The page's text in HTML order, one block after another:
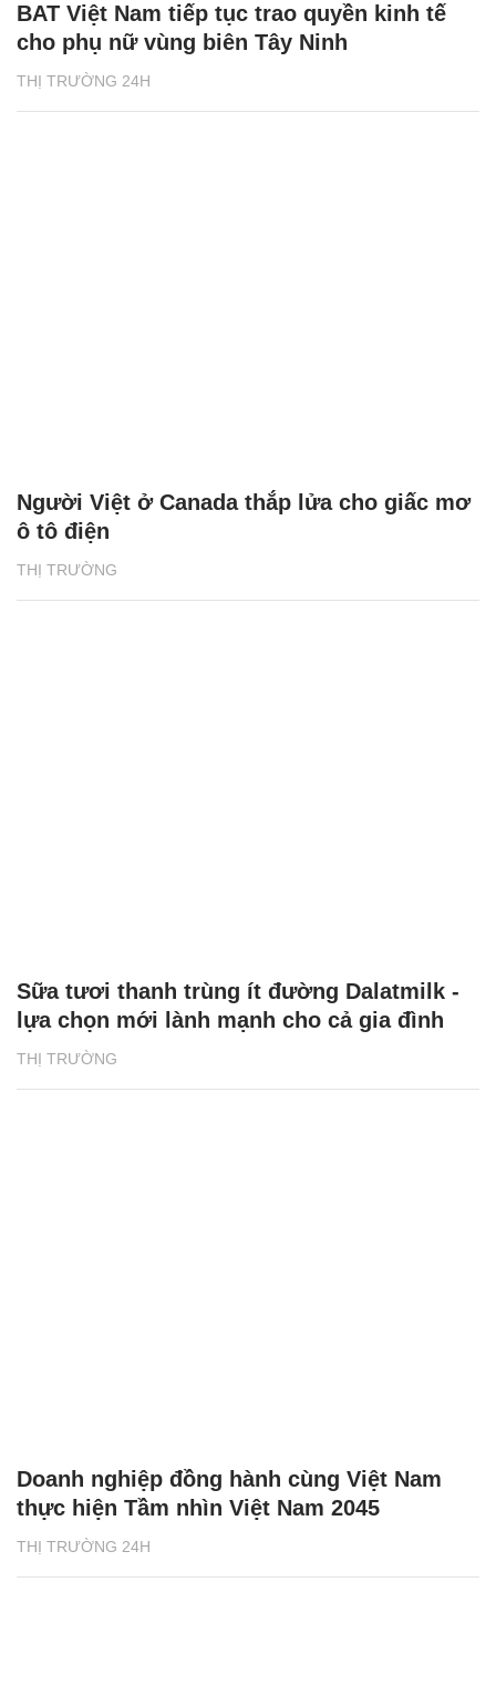
THỊ TRƯỜNG 24H
BAT Việt Nam tiếp tục trao quyền kinh tế
cho phụ nữ vùng biên Tây Ninh
THỊ TRƯỜNG
Người Việt ở Canada thắp lửa cho giấc mơ
ô tô điện
THỊ TRƯỜNG
Sữa tươi thanh trùng ít đường Dalatmilk -
lựa chọn mới lành mạnh cho cả gia đình
THỊ TRƯỜNG 24H
Doanh nghiệp đồng hành cùng Việt Nam
thực hiện Tầm nhìn Việt Nam 2045